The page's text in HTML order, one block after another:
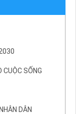
SỐNG
DÂN